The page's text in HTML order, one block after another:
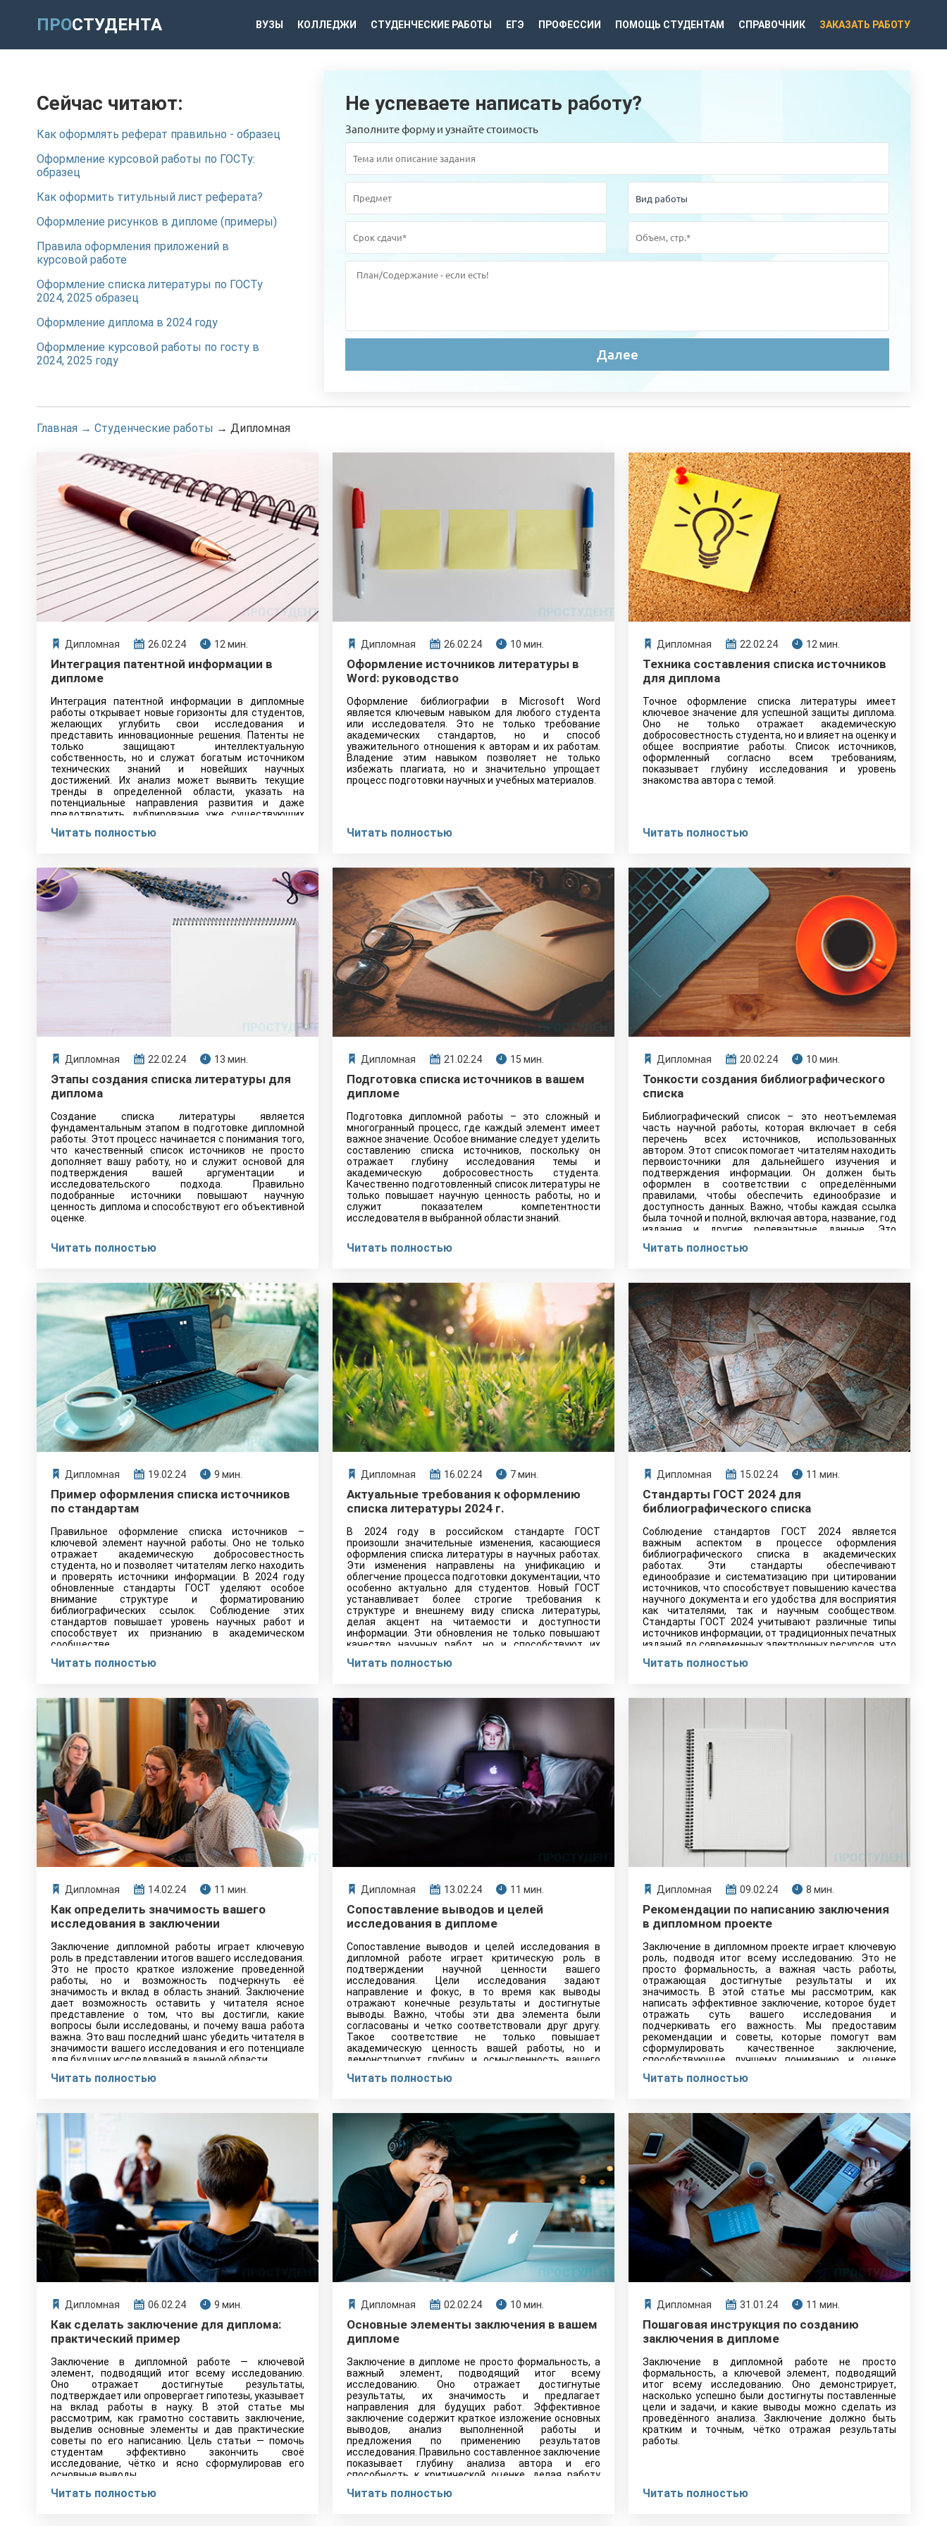
ПРОСТУДЕНТА ВУЗЫ КОЛЛЕДЖИ СТУДЕНЧЕСКИЕ РАБОТЫ ЕГЭ ПРОФЕССИИ ПОМОЩЬ СТУДЕНТАМ СПРАВОЧНИК ЗАКАЗАТЬ РАБОТУ
Сейчас читают:
Как оформлять реферат правильно - образец
Оформление курсовой работы по ГОСТу:
образец
Как оформить титульный лист реферата?
Оформление рисунков в дипломе (примеры)
Правила оформления приложений в
курсовой работе
Оформление списка литературы по ГОСТу
2024, 2025 образец
Оформление диплома в 2024 году
Оформление курсовой работы по госту в
2024, 2025 году
Не успеваете написать работу?
Заполните форму и узнайте стоимость
Главная → Студенческие работы → Дипломная
Дипломная 26.02.24 12 мин.
Интеграция патентной информации в
дипломе
Интеграция патентной информации в дипломные
работы открывает новые горизонты для студентов,
желающих углубить свои исследования и
представить инновационные решения. Патенты не
только защищают интеллектуальную
собственность, но и служат богатым источником
технических знаний и новейших научных
достижений. Их анализ может выявить текущие
тренды в определенной области, указать на
потенциальные направления развития и даже
предотвратить дублирование уже существующих
Читать полностью
Дипломная 26.02.24 10 мин.
Оформление источников литературы в
Word: руководство
Оформление библиографии в Microsoft Word
является ключевым навыком для любого студента
или исследователя. Это не только требование
академических стандартов, но и способ
уважительного отношения к авторам и их работам.
Владение этим навыком позволяет не только
избежать плагиата, но и значительно упрощает
процесс подготовки научных и учебных материалов.
Читать полностью
Дипломная 22.02.24 12 мин.
Техника составления списка источников
для диплома
Точное оформление списка литературы имеет
ключевое значение для успешной защиты диплома.
Оно не только отражает академическую
добросовестность студента, но и влияет на оценку и
общее восприятие работы. Список источников,
оформленный согласно всем требованиям,
показывает глубину исследования и уровень
знакомства автора с темой.
Читать полностью
Дипломная 22.02.24 13 мин.
Этапы создания списка литературы для
диплома
Создание списка литературы является
фундаментальным этапом в подготовке дипломной
работы. Этот процесс начинается с понимания того,
что качественный список источников не просто
дополняет вашу работу, но и служит основой для
подтверждения вашей аргументации и
исследовательского подхода. Правильно
подобранные источники повышают научную
ценность диплома и способствуют его объективной
оценке.
Читать полностью
Дипломная 21.02.24 15 мин.
Подготовка списка источников в вашем
дипломе
Подготовка дипломной работы – это сложный и
многогранный процесс, где каждый элемент имеет
важное значение. Особое внимание следует уделить
составлению списка источников, поскольку он
отражает глубину исследования темы и
академическую добросовестность студента.
Качественно подготовленный список литературы не
только повышает научную ценность работы, но и
служит показателем компетентности
исследователя в выбранной области знаний.
Читать полностью
Дипломная 20.02.24 10 мин.
Тонкости создания библиографического
списка
Библиографический список – это неотъемлемая
часть научной работы, которая включает в себя
перечень всех источников, использованных
автором. Этот список помогает читателям находить
первоисточники для дальнейшего изучения и
подтверждения информации. Он должен быть
оформлен в соответствии с определёнными
правилами, чтобы обеспечить единообразие и
доступность данных. Важно, чтобы каждая ссылка
была точной и полной, включая автора, название, год
издания и другие релевантные данные. Это
работы.
Читать полностью
Дипломная 19.02.24 9 мин.
Пример оформления списка источников
по стандартам
Правильное оформление списка источников –
ключевой элемент научной работы. Оно не только
отражает академическую добросовестность
студента, но и позволяет читателям легко находить
и проверять источники информации. В 2024 году
обновленные стандарты ГОСТ уделяют особое
внимание структуре и форматированию
библиографических ссылок. Соблюдение этих
стандартов повышает уровень научных работ и
способствует их признанию в академическом
сообществе.
Читать полностью
Дипломная 16.02.24 7 мин.
Актуальные требования к оформлению
списка литературы 2024 г.
В 2024 году в российском стандарте ГОСТ
произошли значительные изменения, касающиеся
оформления списка литературы в научных работах.
Эти изменения направлены на унификацию и
облегчение процесса подготовки документации, что
особенно актуально для студентов. Новый ГОСТ
устанавливает более строгие требования к
структуре и внешнему виду списка литературы,
делая акцент на читаемости и доступности
информации. Эти обновления не только повышают
качество научных работ, но и способствуют их
сообщество.
Читать полностью
Дипломная 15.02.24 11 мин.
Стандарты ГОСТ 2024 для
библиографического списка
Соблюдение стандартов ГОСТ 2024 является
важным аспектом в процессе оформления
библиографического списка в академических
работах. Эти стандарты обеспечивают
единообразие и систематизацию при цитировании
источников, что способствует повышению качества
научного документа и его удобства для восприятия
как читателями, так и научным сообществом.
Стандарты ГОСТ 2024 учитывают различные типы
источников информации, от традиционных печатных
изданий до современных электронных ресурсов, что
академической практике.
Читать полностью
Дипломная 14.02.24 11 мин.
Как определить значимость вашего
исследования в заключении
Заключение дипломной работы играет ключевую
роль в представлении итогов вашего исследования.
Это не просто краткое изложение проведенной
работы, но и возможность подчеркнуть её
значимость и вклад в область знаний. Заключение
дает возможность оставить у читателя ясное
представление о том, что вы достигли, какие
вопросы были исследованы, и почему ваша работа
важна. Это ваш последний шанс убедить читателя в
значимости вашего исследования и его потенциале
для будущих исследований в данной области.
Читать полностью
Дипломная 13.02.24 11 мин.
Сопоставление выводов и целей
исследования в дипломе
Сопоставление выводов и целей исследования в
дипломной работе играет критическую роль в
подтверждении научной ценности вашего
исследования. Цели исследования задают
направление и фокус, в то время как выводы
отражают конечные результаты и достигнутые
выводы. Важно, чтобы эти два элемента были
согласованы и четко соответствовали друг другу.
Такое соответствие не только повышает
академическую ценность вашей работы, но и
демонстрирует глубину и осмысленность вашего
Читать полностью
Дипломная 09.02.24 8 мин.
Рекомендации по написанию заключения
в дипломном проекте
Заключение в дипломном проекте играет ключевую
роль, подводя итог всему исследованию. Это не
просто формальность, а важная часть работы,
отражающая достигнутые результаты и их
значимость. В этой статье мы рассмотрим, как
написать эффективное заключение, которое будет
отражать суть вашего исследования и
подчеркивать его важность. Мы предоставим
рекомендации и советы, которые помогут вам
сформулировать качественное заключение,
способствующее лучшему пониманию и оценке
Читать полностью
Дипломная 06.02.24 9 мин.
Как сделать заключение для диплома:
практический пример
Заключение в дипломной работе — ключевой
элемент, подводящий итог всему исследованию.
Оно отражает достигнутые результаты,
подтверждает или опровергает гипотезы, указывает
на вклад работы в науку. В этой статье мы
рассмотрим, как грамотно составить заключение,
выделив основные элементы и дав практические
советы по его написанию. Цель статьи — помочь
студентам эффективно закончить своё
исследование, чётко и ясно сформулировав его
основные выводы.
Читать полностью
Дипломная 02.02.24 10 мин.
Основные элементы заключения в вашем
дипломе
Заключение в дипломе не просто формальность, а
важный элемент, подводящий итог всему
исследованию. Оно отражает достигнутые
результаты, их значимость и предлагает
направления для будущих работ. Эффективное
заключение содержит краткое изложение основных
выводов, анализ выполненной работы и
предложения по применению результатов
исследования. Правильно составленное заключение
показывает глубину анализа автора и его
способность к критической оценке, делая работу
Читать полностью
Дипломная 31.01.24 11 мин.
Пошаговая инструкция по созданию
заключения в дипломе
Заключение в дипломной работе не просто
формальность, а ключевой элемент, подводящий
итог всему исследованию. Оно демонстрирует,
насколько успешно были достигнуты поставленные
цели и задачи, и какие выводы можно сделать из
проведённого анализа. Заключение должно быть
кратким и точным, чётко отражая результаты
работы.
Читать полностью